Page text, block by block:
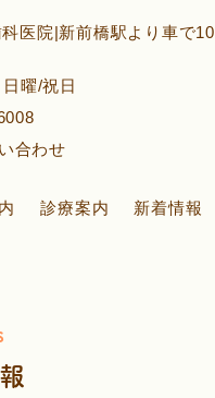
日曜/祝日
診療案内 新着情報